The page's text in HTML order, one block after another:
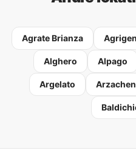
Agrate Brianza
Alghero Alpago
Argelato